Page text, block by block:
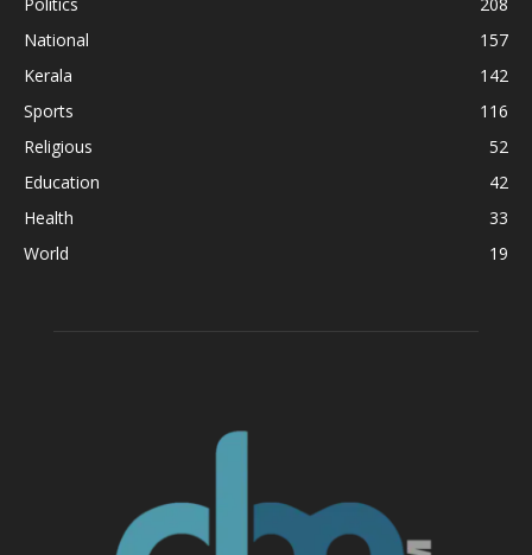
National
157
Kerala
142
Sports
116
Religious
52
Education
42
Health
33
World
19